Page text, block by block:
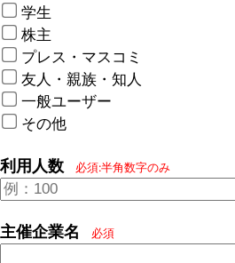
学生
株主
プレス・マスコミ
友人・親族・知人
一般ユーザー
その他
利用人数 必須:半角数字のみ
主催企業名 必須